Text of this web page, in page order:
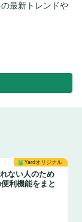
最新トレンドや
Yardオリジナル
ない人のため
利機能をまと